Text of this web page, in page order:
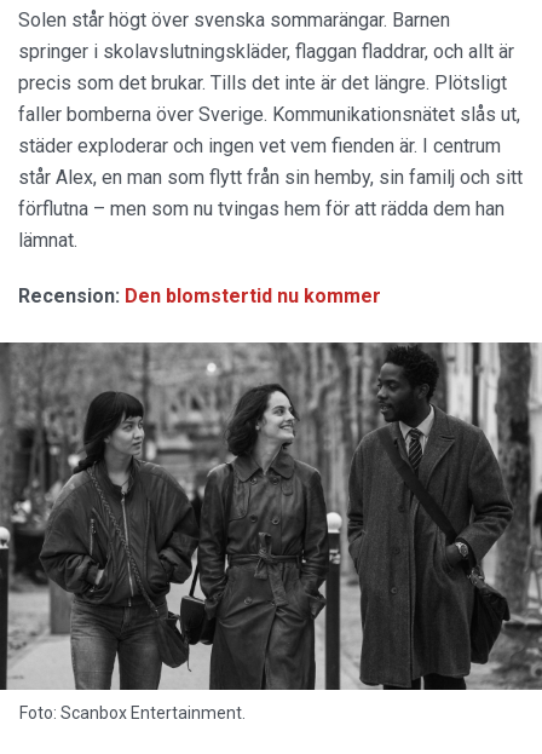
Solen står högt över svenska sommarängar. Barnen
springer i skolavslutningskläder, flaggan fladdrar, och allt är
precis som det brukar. Tills det inte är det längre. Plötsligt
faller bomberna över Sverige. Kommunikationsnätet slås ut,
städer exploderar och ingen vet vem fienden är. I centrum
står Alex, en man som flytt från sin hemby, sin familj och sitt
förflutna – men som nu tvingas hem för att rädda dem han
lämnat.
Recension: Den blomstertid nu kommer
Foto: Scanbox Entertainment.